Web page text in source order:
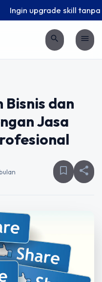
Ingin upgrade skill tanpa
search menu
Bisnis dan
Jasa
bookmark_border share